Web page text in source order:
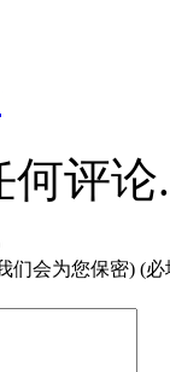
何评论.
们会为您保密) (必